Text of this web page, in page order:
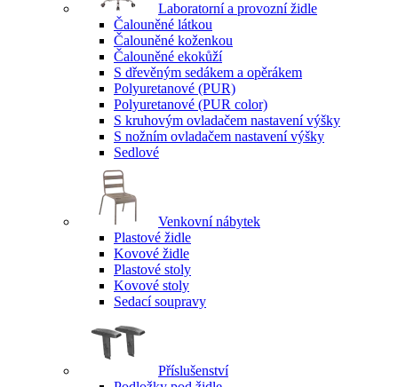
Laboratorní a provozní židle
Čalouněné látkou
Čalouněné koženkou
Čalouněné ekokůží
S dřevěným sedákem a opěrákem
Polyuretanové (PUR)
Polyuretanové (PUR color)
S kruhovým ovladačem nastavení výšky
S nožním ovladačem nastavení výšky
Sedlové
Venkovní nábytek
Plastové židle
Kovové židle
Plastové stoly
Kovové stoly
Sedací soupravy
Příslušenství